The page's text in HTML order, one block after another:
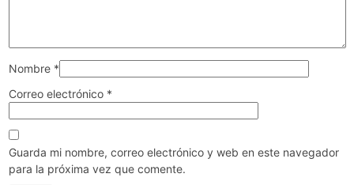
Nombre *
Correo electrónico *
Guarda mi nombre, correo electrónico y web en este navegador
para la próxima vez que comente.